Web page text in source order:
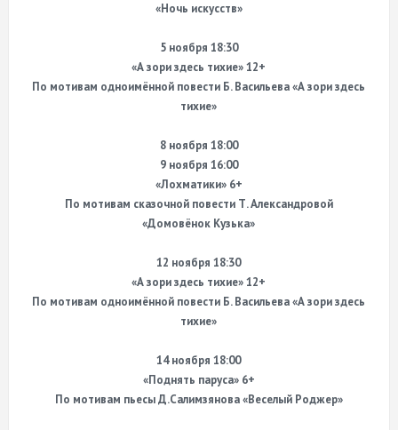
«Ночь искусств»
5 ноября 18:30
«А зори здесь тихие» 12+
По мотивам одноимённой повести Б. Васильева «А зори здесь
тихие»
8 ноября 18:00
9 ноября 16:00
«Лохматики» 6+
По мотивам сказочной повести Т. Александровой
«Домовёнок Кузька»
12 ноября 18:30
«А зори здесь тихие» 12+
По мотивам одноимённой повести Б. Васильева «А зори здесь
тихие»
14 ноября 18:00
«Поднять паруса» 6+
По мотивам пьесы Д.Салимзянова «Веселый Роджер»